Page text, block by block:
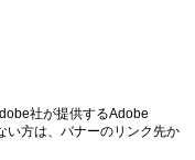
社が提供するAdobe
い方は、バナーのリンク先か